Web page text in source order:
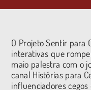
O Projeto Sentir para
interativas que
maio palestra com o
canal Histórias para
influenciadores cegos